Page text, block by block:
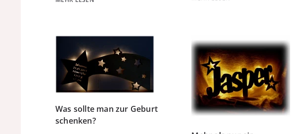
Was sollte man zur Geburt
schenken?